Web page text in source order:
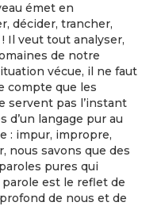
émet en
décider, trancher,
Il veut tout analyser,
de notre
vécue, il ne faut
compte que les
servent pas l’instant
d’un langage pur au
: impur, impropre,
nous savons que des
pures qui
est le reflet de
de nous et de